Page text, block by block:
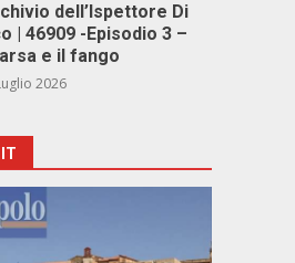
dell’Ispettore Di
| 46909 -Episodio 3 –
e il fango
2026